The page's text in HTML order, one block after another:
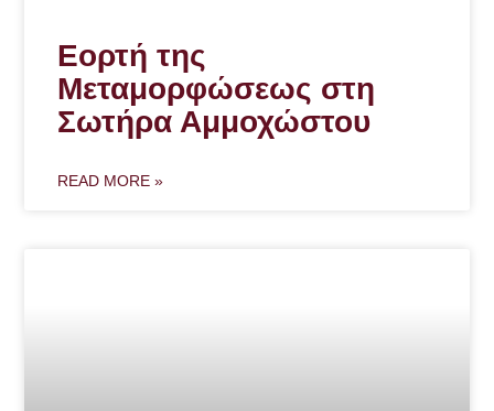
Εορτή της
Μεταμορφώσεως στη
Σωτήρα Αμμοχώστου
READ MORE »